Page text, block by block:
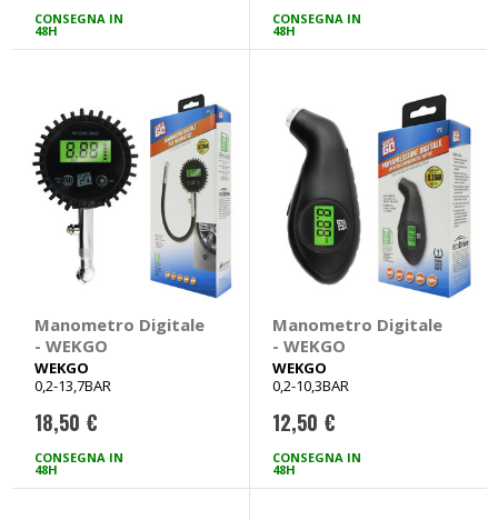
CONSEGNA IN
48H
CONSEGNA IN
48H
Manometro Digitale
- WEKGO
WEKGO
0,2-13,7BAR
18,50 €
CONSEGNA IN
48H
Manometro Digitale
- WEKGO
WEKGO
0,2-10,3BAR
12,50 €
CONSEGNA IN
48H